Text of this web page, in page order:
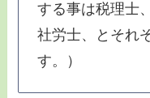
する事は税理士
社労士、とそれ
す。）